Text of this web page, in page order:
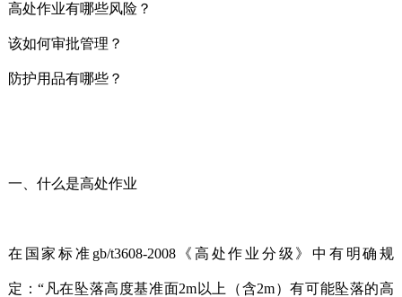
高处作业有哪些风险？
该如何审批管理？
防护用品有哪些？
一、什么是高处作业
在国家标准gb/t3608-2008《高处作业分级》中有明确规
定：“凡在坠落高度基准面2m以上（含2m）有可能坠落的高